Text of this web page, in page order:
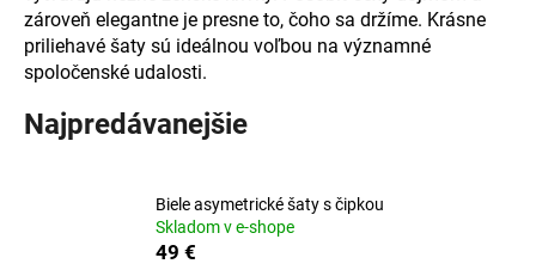
zároveň elegantne je presne to, čoho sa držíme. Krásne
priliehavé šaty sú ideálnou voľbou na významné
spoločenské udalosti.
Najpredávanejšie
Biele asymetrické šaty s čipkou
Skladom v e-shope
49 €
t
r
e
b